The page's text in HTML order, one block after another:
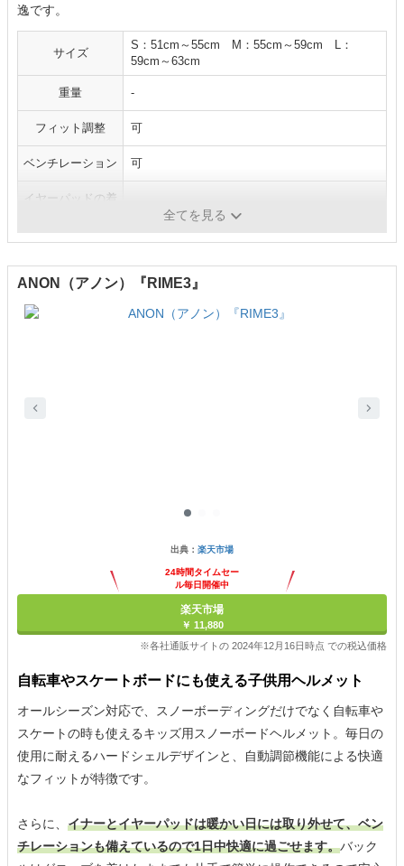
逸です。
サイズ
S：51cm～55cm M：55cm～59cm L：
59cm～63cm
重量 -
フィット調整 可
ベンチレーション 可
イヤーパッドの着
全てを見る
ANON（アノン）『RIME3』
出典： 楽天市場
24時間タイムセー
ル毎日開催中
楽天市場
￥ 11,880
※各社通販サイトの 2024年12月16日時点 での税込価格
自転車やスケートボードにも使える子供用ヘルメット
オールシーズン対応で、スノーボーディングだけでなく自転車や
スケートの時も使えるキッズ用スノーボードヘルメット。毎日の
使用に耐えるハードシェルデザインと、自動調節機能による快適
なフィットが特徴です。
さらに、 イナーとイヤーパッドは暖かい日には取り外せて、ベン
チレーションも備えているので1日中快適に過ごせます。バック